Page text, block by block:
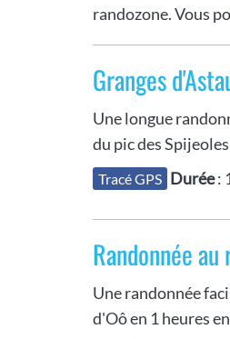
randozone. Vous
Granges
Une longue
du pic des
Tracé GPS Durée:
Randonnée
Une randonnée
d'Oô en 1 heures